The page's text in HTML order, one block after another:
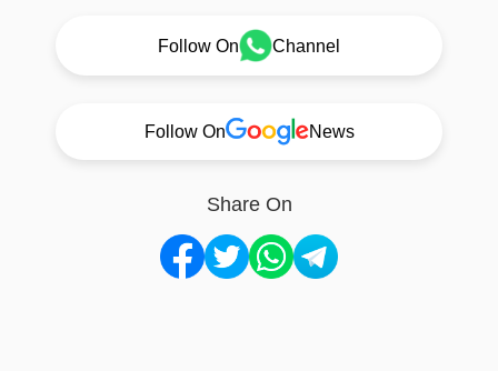
Follow On Channel
Follow On News
Share On